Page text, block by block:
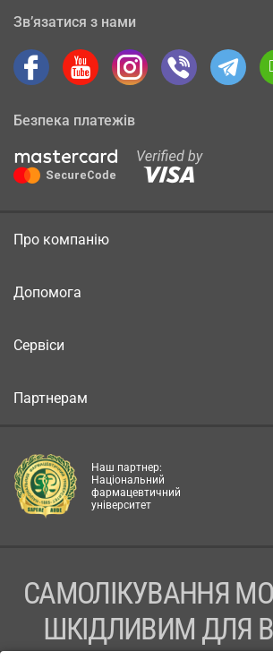
Зв’язатися з нами
Безпека платежів
Про компанію
Допомога
Сервіси
Партнерам
Наш партнер:
Національний
фармацевтичний
університет
САМОЛІКУВАННЯ
ШКІДЛИВИМ ДЛЯ